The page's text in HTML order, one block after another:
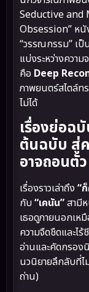
Seductive
Obsession” หนั
“วรรณกรรม” เป็
แบ่งระหว่างควา
คือ Deep
ภาพยนตร์สไตล์ท
ไม่ได้
เรื่องย่อฉ
ต้นฉบับ สู่
อาจถอนตัว
เรื่องราวเล่าถึง “
กับ“เคนัน”สามี
เธอดูภายนอกเห
ความจืดชืดและไ
อ่านและคัดกรอง
นวนิยายลึกลับที่ไ
ถ่าน)